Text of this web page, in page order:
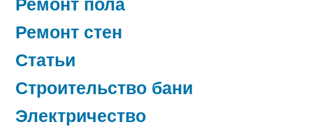
Ремонт стен
Статьи
Строительство бани
Электричество